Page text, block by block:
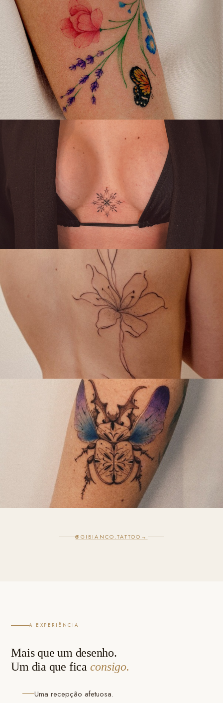
@GIBIANCO.TATTOO →
A EXPERIÊNCIA
Mais que um desenho.
Um dia que fica consigo.
Uma recepção afetuosa.